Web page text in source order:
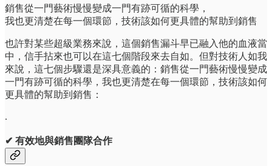
銷售從一門藝術慢慢變成一門有跡可循的科學，
我也更清楚在每一個環節，技術該如何更具體的幫助到銷售
也許對某些超級業務來說，這個銷售漏斗早已融入他的血液當
中，信手拈來也可以在這七個階段來去自如。但對技術人如我
來說，這七個步驟還是深具意義的：銷售從一門藝術慢慢變成
一門有跡可循的科學，我也更清楚在每一個環節，技術該如何
更具體的幫助到銷售：
.
✔ 有效地與銷售團隊合作